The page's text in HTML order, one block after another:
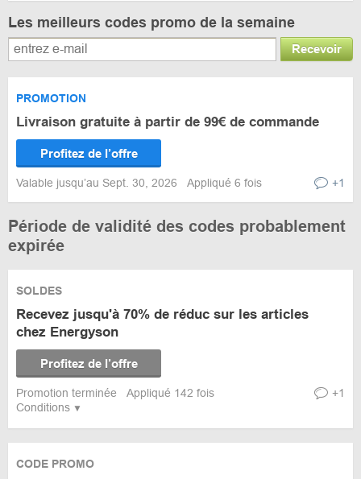
Les meilleurs codes promo de la semaine
Recevoir
PROMOTION
Livraison gratuite à partir de 99€ de commande
Profitez de l’offre
Valable jusqu’au Sept. 30, 2026 Appliqué 6 fois +1
Période de validité des codes probablement
expirée
Conditions
SOLDES
Recevez jusqu'à 70% de réduc sur les articles
chez Energyson
Profitez de l’offre
Promotion terminée Appliqué 142 fois +1
CODE PROMO